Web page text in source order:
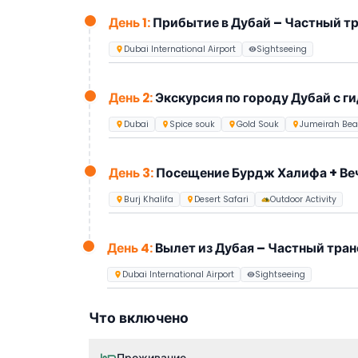
Полудневная экскурсия по Дубаюна
достопримечательности и фотостопы
Ужин на прогулочном судне «Марина Доу»с
Билеты на Бурдж ХалифаAt The Top с
124-го и 125-го этажей
Вечернее пустынное сафарина 4x4 Land
Этот пакет идеально подходит для
достопримечательностями Дубая за
День 1:Прибытие в Дубай – Частный
Dubai International Airport Sightseeing
День 2:Экскурсия по городу Дубай с
Dubai Spice souk Gold Souk Jumeirah
День 3:Посещение Бурдж Халифа +
Burj Khalifa Desert Safari Outdoor Activity
День 4:Вылет из Дубая – Частный
Dubai International Airport Sightseeing
Что включено